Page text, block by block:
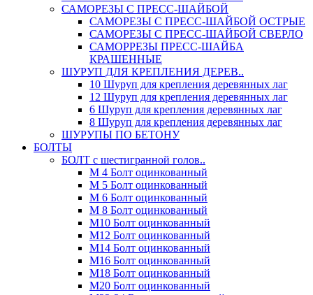
САМОРЕЗЫ С ПРЕСС-ШАЙБОЙ
САМОРЕЗЫ С ПРЕСС-ШАЙБОЙ ОСТРЫЕ
САМОРЕЗЫ С ПРЕСС-ШАЙБОЙ СВЕРЛО
САМОРРЕЗЫ ПРЕСС-ШАЙБА
КРАШЕННЫЕ
ШУРУП ДЛЯ КРЕПЛЕНИЯ ДЕРЕВ..
10 Шуруп для крепления деревянных лаг
12 Шуруп для крепления деревянных лаг
6 Шуруп для крепления деревянных лаг
8 Шуруп для крепления деревянных лаг
ШУРУПЫ ПО БЕТОНУ
БОЛТЫ
БОЛТ с шестигранной голов..
М 4 Болт оцинкованный
М 5 Болт оцинкованный
М 6 Болт оцинкованный
М 8 Болт оцинкованный
М10 Болт оцинкованный
М12 Болт оцинкованный
М14 Болт оцинкованный
М16 Болт оцинкованный
М18 Болт оцинкованный
М20 Болт оцинкованный